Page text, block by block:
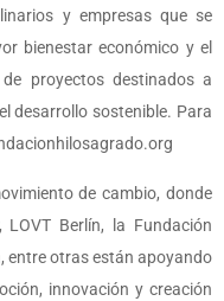
y empresas que se
bienestar económico y el
proyectos destinados a
desarrollo sostenible. Para
de cambio, donde
LOVT Berlín, la Fundación
entre otras están apoyando
innovación y creación